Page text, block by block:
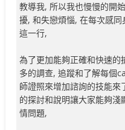
教導我, 所以我也慢慢的開
擾, 和失戀煩惱, 在每次感
這一行,
為了更加能夠正確和快速的
多的調查, 追蹤和了解每個
師證照來增加諮詢的技能
的探討和說明讓大家能夠
情問題,